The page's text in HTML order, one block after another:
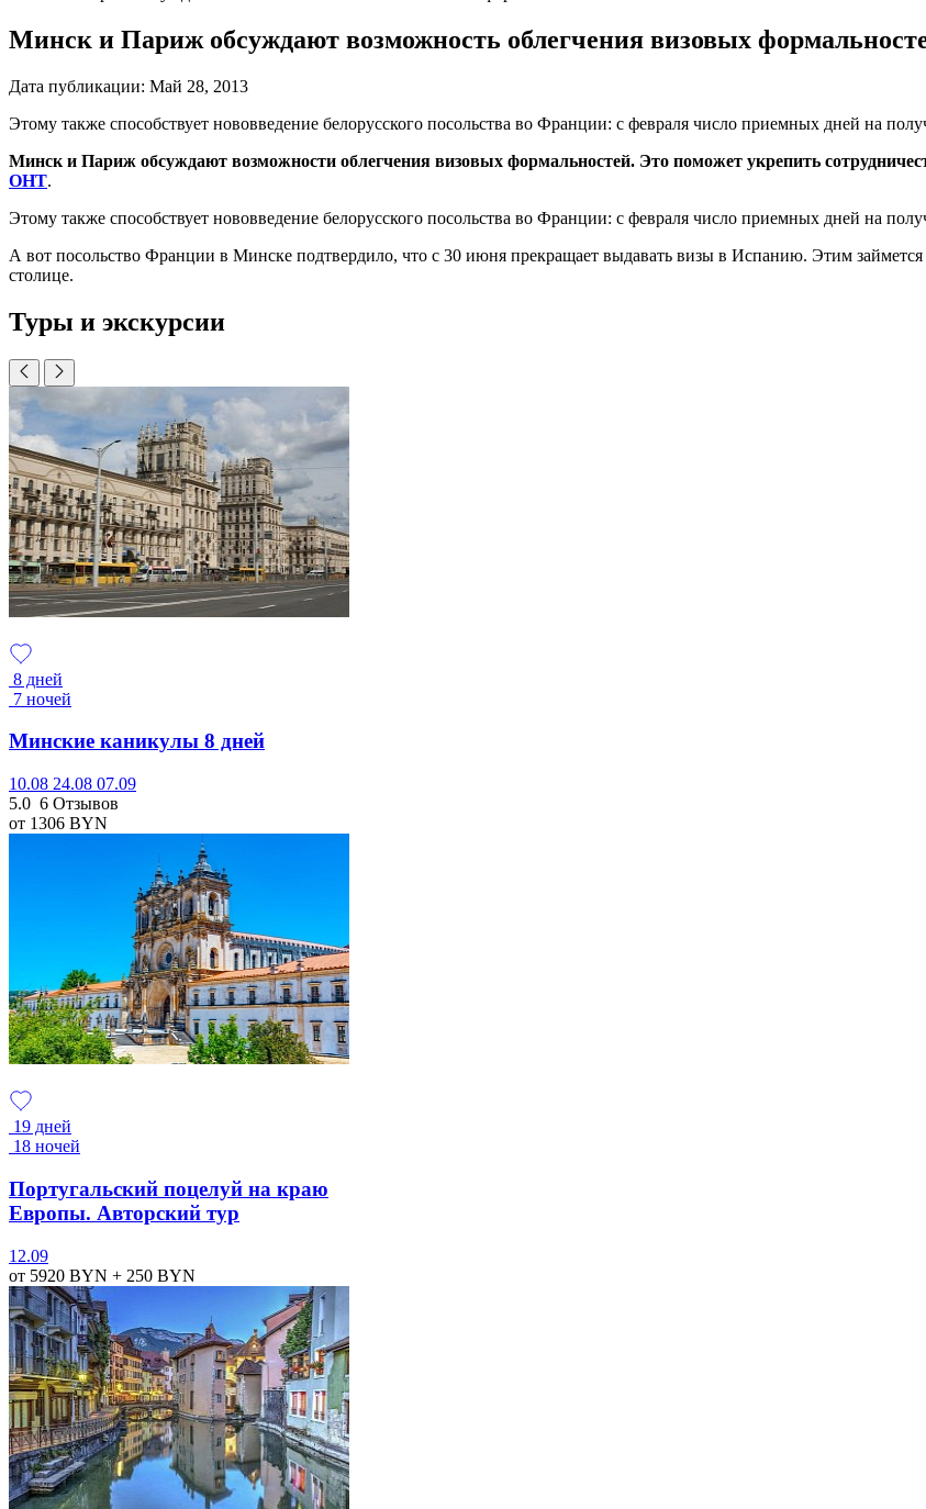
Минск и Париж обсуждают возможность облегчения визовых
Дата публикации: Май 28, 2013
Этому также способствует нововведение белорусского посольства во Франции: с февраля число приемных дней на
Минск и Париж обсуждают возможности облегчения визовых формальностей. Это поможет укрепить
ОНТ.
Этому также способствует нововведение белорусского посольства во Франции: с февраля число приемных дней на
А вот посольство Франции в Минске подтвердило, что с 30 июня прекращает выдавать визы в Испанию. Этим займется
столице.
Туры и экскурсии
8 дней
7 ночей
Минские каникулы 8 дней
10.08 24.08 07.09
5.0 6 Отзывов
от 1306 BYN
19 дней
18 ночей
Португальский поцелуй на краю
Европы. Авторский тур
12.09
от 5920 BYN + 250 BYN